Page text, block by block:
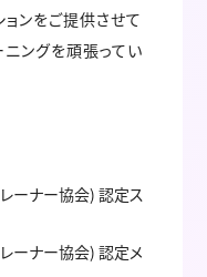
ンをご提供させて
ニングを頑張ってい
ーナー協会) 認定ス
ーナー協会) 認定メ